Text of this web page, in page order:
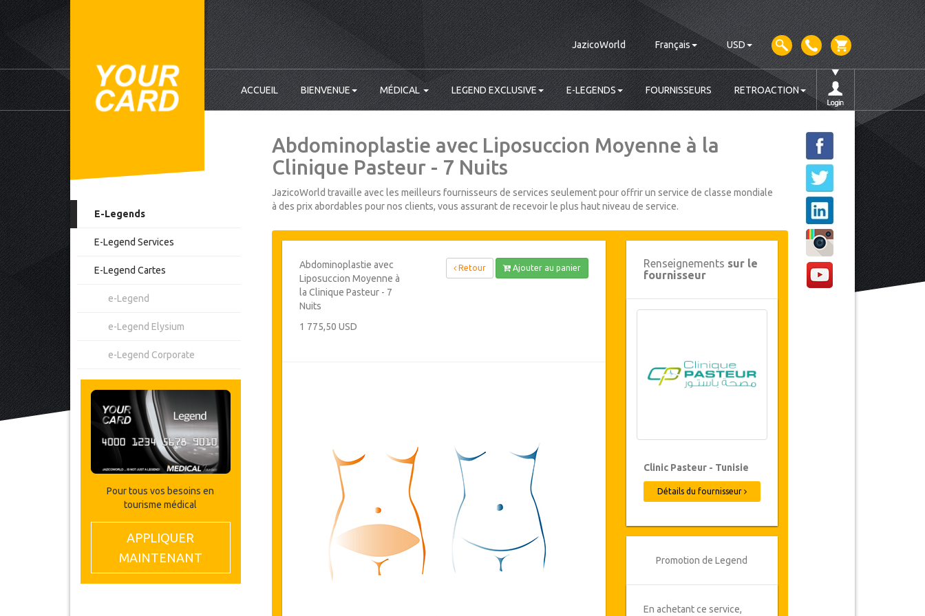
JazicoWorld Français USD
ACCUEIL BIENVENUE MÉDICAL LEGEND EXCLUSIVE E-LEGENDS FOURNISSEURS RETROACTION
E-Legends
E-Legend Services
E-Legend Cartes
e-Legend
e-Legend Elysium
e-Legend Corporate
Pour tous vos besoins en
tourisme médical
APPLIQUER
MAINTENANT
Abdominoplastie avec Liposuccion Moyenne à la
Clinique Pasteur - 7 Nuits
JazicoWorld travaille avec les meilleurs fournisseurs de services seulement pour offrir un service de classe mondiale
à des prix abordables pour nos clients, vous assurant de recevoir le plus haut niveau de service.
Abdominoplastie avec
Liposuccion Moyenne à
la Clinique Pasteur - 7
Nuits
1 775,50 USD
Retour Ajouter au panier Renseignements sur le
fournisseur
Clinic Pasteur - Tunisie
Détails du fournisseur
Promotion de Legend
En achetant ce service,